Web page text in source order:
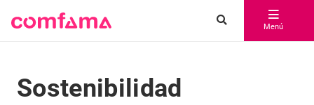
Menú
Sostenibilidad